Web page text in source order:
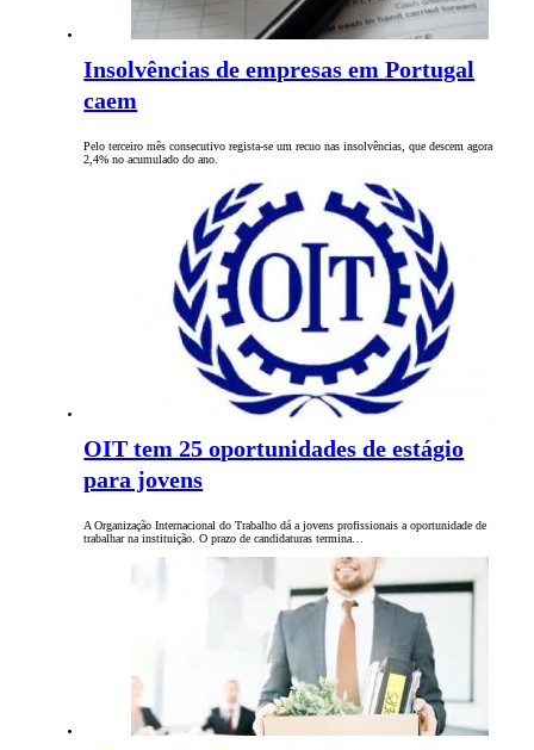
Insolvências de empresas em Portugal
caem
Pelo terceiro mês consecutivo regista-se um recuo nas insolvências, que descem agora
2,4% no acumulado do ano.
OIT tem 25 oportunidades de estágio
para jovens
A Organização Internacional do Trabalho dá a jovens profissionais a oportunidade de
trabalhar na instituição. O prazo de candidaturas termina…